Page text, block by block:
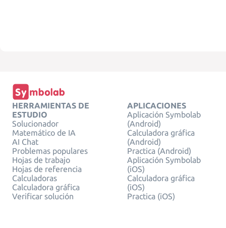
HERRAMIENTAS DE
ESTUDIO
Solucionador
Matemático de IA
AI Chat
Problemas populares
Hojas de trabajo
Hojas de referencia
Calculadoras
Calculadora gráfica
Verificar solución
APLICACIONES
Aplicación Symbolab
(Android)
Calculadora gráfica
(Android)
Practica (Android)
Aplicación Symbolab
(iOS)
Calculadora gráfica
(iOS)
Practica (iOS)